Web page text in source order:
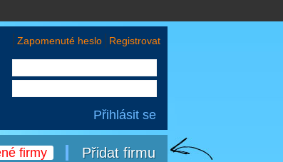
Registrovat
Zapomenuté heslo
Přidat firmu
firmy